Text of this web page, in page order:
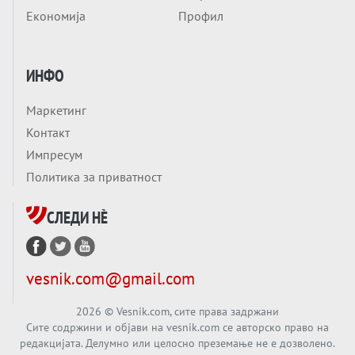
Приватни факултети - ОД ПРЕСТИЖ
НЕКОГАШ ДЕНЕС ДО ФАБРИКИ ЗА
со отпор, а Европа гледа почеток на
Вечер тема
проширување: НОВИ ЗАШТИТНИ
МЕХАНИЗМИ ЗА ИДНИТЕ ЧЛЕНКИ НА ЕУ
Вечер Анализа
Економија
Профил
ИНФО
Маркетинг
Контакт
Импресум
Политика за приватност
СЛЕДИ НÈ
vesnik.com@gmail.com
2026 © Vesnik.com, сите права задржани
Сите содржини и објави на vesnik.com се авторско право на
редакцијата. Делумно или целосно преземање не е дозволено.